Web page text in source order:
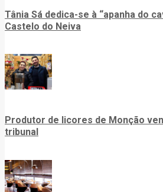
Tânia Sá dedica-se à “apanha do
Castelo do Neiva
Produtor de licores de Monção
tribunal